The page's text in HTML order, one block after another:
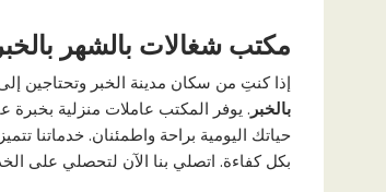
مكتب شغالات بالشهر بالخبر
إذا كنتِ من سكان مدينة الخبر وتحتاجين
بالخبر . يوفر المكتب عاملات منزلية بخبرة
حياتك اليومية براحة واطمئنان. خدماتنا
بكل كفاءة. اتصلي بنا الآن لتحصلي على